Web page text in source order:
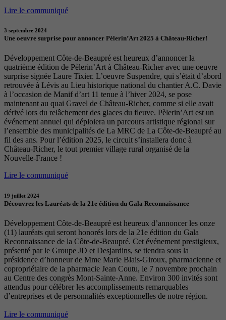
Lire le communiqué
3 septembre 2024
Une oeuvre surprise pour annoncer Pèlerin’Art 2025 à Château-Richer!
Développement Côte-de-Beaupré est heureux d’annoncer la
quatrième édition de Pèlerin’Art à Château-Richer avec une oeuvre
surprise signée Laure Tixier. L’oeuvre Suspendre, qui s’était d’abord
retrouvée à Lévis au Lieu historique national du chantier A.C. Davie
à l’occasion de Manif d’art 11 tenue à l’hiver 2024, se pose
maintenant au quai Gravel de Château-Richer, comme si elle avait
dérivé lors du relâchement des glaces du fleuve. Pèlerin’Art est un
événement annuel qui déploiera un parcours artistique régional sur
l’ensemble des municipalités de La MRC de La Côte-de-Beaupré au
fil des ans. Pour l’édition 2025, le circuit s’installera donc à
Château-Richer, le tout premier village rural organisé de la
Nouvelle-France !
Lire le communiqué
19 juillet 2024
Découvrez les Lauréats de la 21e édition du Gala Reconnaissance
Développement Côte-de-Beaupré est heureux d’annoncer les onze
(11) lauréats qui seront honorés lors de la 21e édition du Gala
Reconnaissance de la Côte-de-Beaupré. Cet événement prestigieux,
présenté par le Groupe JD et Desjardins, se tiendra sous la
présidence d’honneur de Mme Marie Blais-Giroux, pharmacienne et
copropriétaire de la pharmacie Jean Coutu, le 7 novembre prochain
au Centre des congrès Mont-Sainte-Anne. Environ 300 invités sont
attendus pour célébrer les accomplissements remarquables
d’entreprises et de personnalités exceptionnelles de notre région.
Lire le communiqué